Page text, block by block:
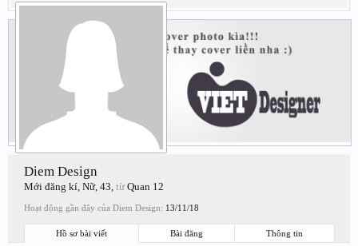
Diem Design
Mới đăng kí, Nữ, 43, từ Quan 12
Hoạt động gần đây của Diem Design: 13/11/18
Hồ sơ bài viết Bài đăng Thông tin